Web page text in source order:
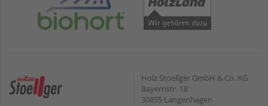
Holz Stoellger GmbH & Co. KG
Bayernstr. 18
30855 Langenhagen